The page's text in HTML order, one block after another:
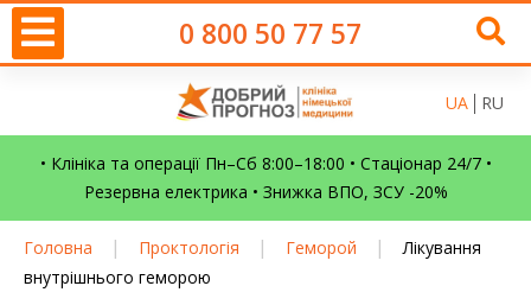
0 800 50 77 57
UA RU
• Клініка та операції Пн–Сб 8:00–18:00 • Стаціонар 24/7 •
Резервна електрика • Знижка ВПО, ЗСУ -20%
Головна | Проктологія | Геморой |
Лікування
внутрішнього геморою